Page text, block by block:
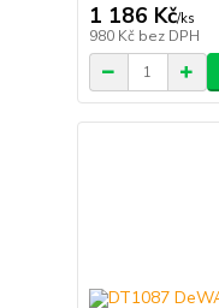
1 186 Kč/ks
980 Kč bez DPH